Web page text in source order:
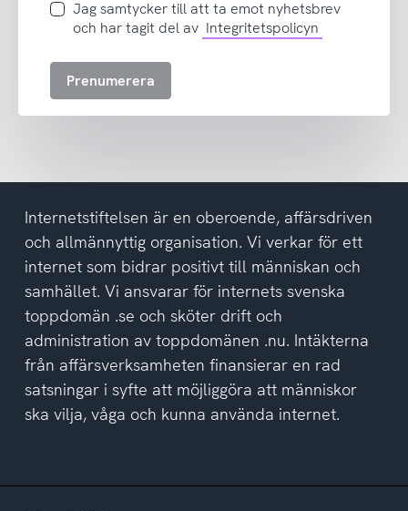
Jag
samtycker
att
del
av
integritetspolicyn
Jag samtycker till att ta emot nyhetsbrev
och har tagit del av Integritetspolicyn
Prenumerera
Internetstiftelsen är en oberoende, affärsdriven
och allmännyttig organisation. Vi verkar för ett
internet som bidrar positivt till människan och
samhället. Vi ansvarar för internets svenska
toppdomän .se och sköter drift och
administration av toppdomänen .nu. Intäkterna
från affärsverksamheten finansierar en rad
satsningar i syfte att möjliggöra att människor
ska vilja, våga och kunna använda internet.